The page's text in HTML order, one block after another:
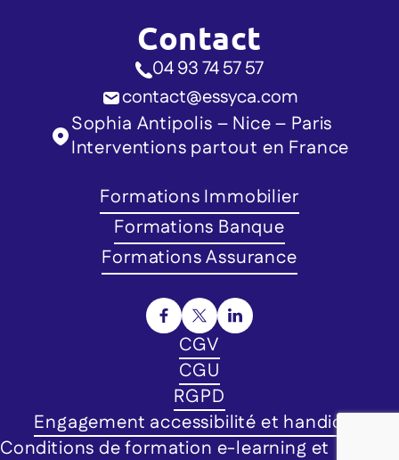
Contact
04 93 74 57 57
contact@essyca.com
Sophia Antipolis – Nice – Paris
Interventions partout en France
Formations Immobilier
Formations Banque
Formations Assurance
CGV
CGU
RGPD
Engagement accessibilité et handicap
Conditions de formation e-learning et